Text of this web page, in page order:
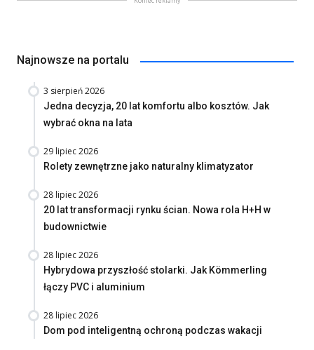
Najnowsze na portalu
3 sierpień 2026
Jedna decyzja, 20 lat komfortu albo kosztów. Jak
wybrać okna na lata
29 lipiec 2026
Rolety zewnętrzne jako naturalny klimatyzator
28 lipiec 2026
20 lat transformacji rynku ścian. Nowa rola H+H w
budownictwie
28 lipiec 2026
Hybrydowa przyszłość stolarki. Jak Kömmerling
łączy PVC i aluminium
28 lipiec 2026
Dom pod inteligentną ochroną podczas wakacji